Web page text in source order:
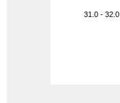
31.0 - 32.0